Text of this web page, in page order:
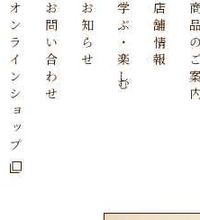
商品のご案内
店舗情報
学ぶ・楽しむ
お知らせ
お問い合わせ
オンラインショップ